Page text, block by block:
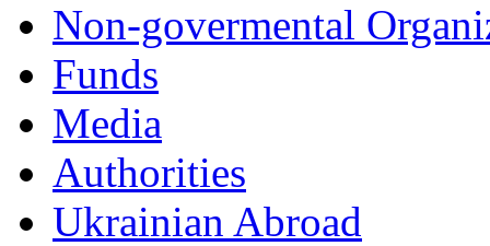
Non-govermental
Funds
Мedia
Authorities
Ukrainian Abroad